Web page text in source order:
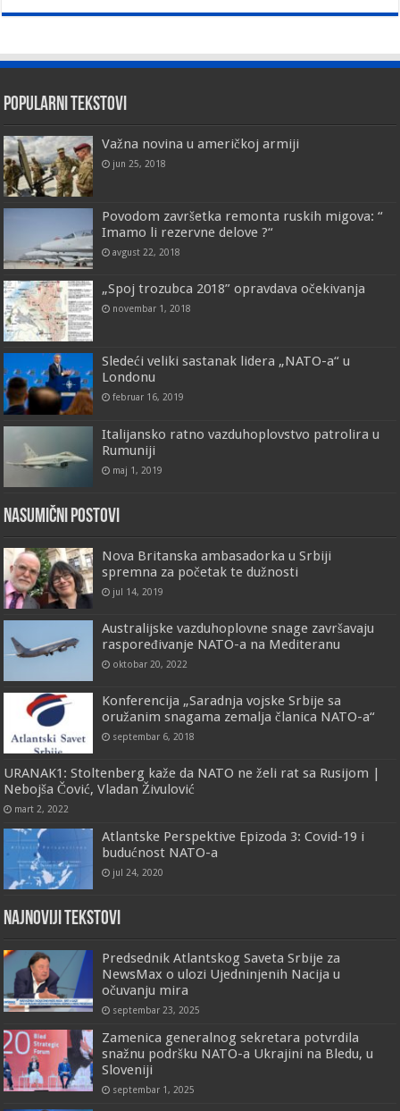
Popularni tekstovi
Važna novina u američkoj armiji
jun 25, 2018
Povodom završetka remonta ruskih migova: “
Imamo li rezervne delove ?“
avgust 22, 2018
„Spoj trozubca 2018” opravdava očekivanja
novembar 1, 2018
Sledeći veliki sastanak lidera „NATO-a“ u
Londonu
februar 16, 2019
Italijansko ratno vazduhoplovstvo patrolira u
Rumuniji
maj 1, 2019
Nasumični postovi
Nova Britanska ambasadorka u Srbiji
spremna za početak te dužnosti
jul 14, 2019
Australijske vazduhoplovne snage završavaju
raspoređivanje NATO-a na Mediteranu
oktobar 20, 2022
Konferencija „Saradnja vojske Srbije sa
oružanim snagama zemalja članica NATO-a“
septembar 6, 2018
URANAK1: Stoltenberg kaže da NATO ne želi rat sa Rusijom |
Nebojša Čović, Vladan Živulović
mart 2, 2022
Atlantske Perspektive Epizoda 3: Covid-19 i
budućnost NATO-a
jul 24, 2020
Najnoviji tekstovi
Predsednik Atlantskog Saveta Srbije za
NewsMax o ulozi Ujedninjenih Nacija u
očuvanju mira
septembar 23, 2025
Zamenica generalnog sekretara potvrdila
snažnu podršku NATO-a Ukrajini na Bledu, u
Sloveniji
septembar 1, 2025